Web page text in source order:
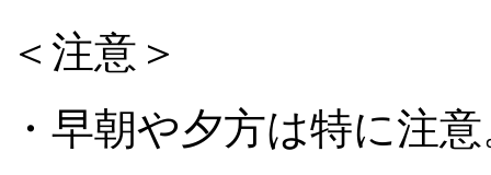
＜注意＞
・早朝や夕方は特に注